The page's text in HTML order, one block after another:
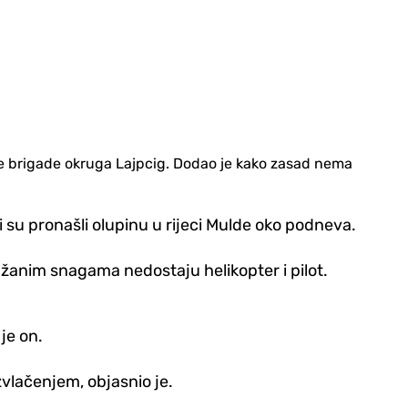
okruga Lajpcig. Dodao je kako zasad nema
pronašli olupinu u rijeci Mulde oko podneva.
snagama nedostaju helikopter i pilot.
on.
objasnio je.